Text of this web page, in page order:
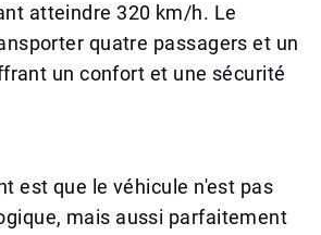
atteindre 320 km/h. Le
quatre passagers et un
un confort et une sécurité
est que le véhicule n'est pas
mais aussi parfaitement